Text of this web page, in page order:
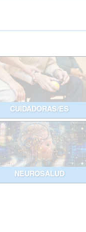
CUIDADORAS/ES
NEUROSALUD